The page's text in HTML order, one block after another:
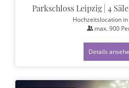
Parkschloss Leipzig | 4
Hochzeitslocation
max. 900
Details